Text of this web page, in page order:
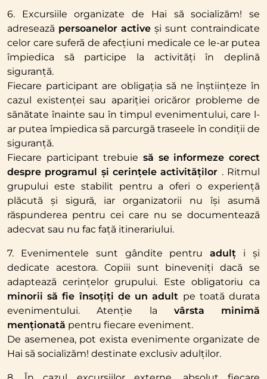
6. Excursiile organizate de Hai să socializăm! se
adresează persoanelor active și sunt contraindicate
celor care suferă de afecțiuni medicale ce le-ar putea
împiedica să participe la activități în deplină
siguranță.
Fiecare participant are obligația să ne înștiințeze în
cazul existenței sau apariției oricăror probleme de
sănătate înainte sau în timpul evenimentului, care l-
ar putea împiedica să parcurgă traseele în condiții de
siguranță.
Fiecare participant trebuie să se informeze corect
despre programul și cerințele activităților . Ritmul
grupului este stabilit pentru a oferi o experiență
plăcută și sigură, iar organizatorii nu își asumă
răspunderea pentru cei care nu se documentează
adecvat sau nu fac față itinerariului.
7. Evenimentele sunt gândite pentruadulț i și
dedicate acestora. Copiii sunt bineveniți dacă se
adaptează cerințelor grupului. Este obligatoriu ca
minorii să fie însoțiți de un adult pe toată durata
evenimentului. Atenție la vârsta minimă
menționată pentru fiecare eveniment.
De asemenea, pot exista evenimente organizate de
Hai să socializăm! destinate exclusiv adulților.